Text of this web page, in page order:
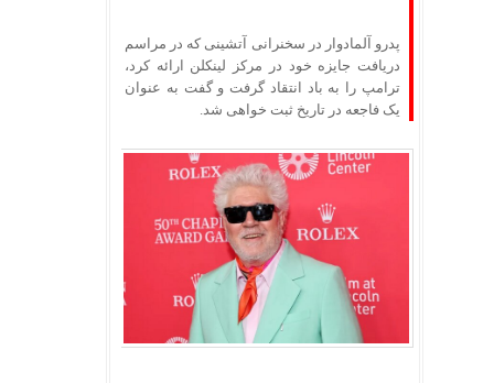
پدرو آلمادوار در سخنرانی آتشینی که در مراسم
دریافت جایزه خود در مرکز لینکلن ارائه کرد،
ترامپ را به باد انتقاد گرفت و گفت به عنوان
یک فاجعه در تاریخ ثبت خواهی شد.